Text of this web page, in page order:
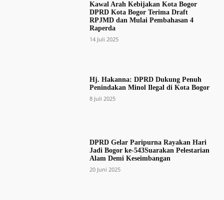
Kawal Arah Kebijakan Kota Bogor
DPRD Kota Bogor Terima Draft
RPJMD dan Mulai Pembahasan 4
Raperda
14 Juli 2025
Hj. Hakanna: DPRD Dukung Penuh
Penindakan Minol Ilegal di Kota Bogor
8 Juli 2025
DPRD Gelar Paripurna Rayakan Hari
Jadi Bogor ke-543Suarakan Pelestarian
Alam Demi Keseimbangan
20 Juni 2025